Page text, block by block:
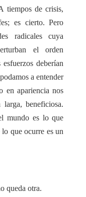
tiempos de crisis,
es cierto. Pero
radicales cuya
el orden
deberían
a entender
en apariencia nos
beneficiosa.
mundo es lo que
que ocurre es un
queda otra.